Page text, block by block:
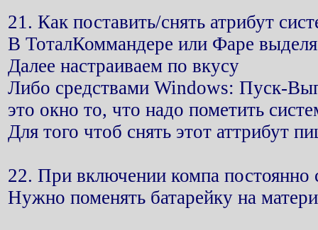
21. Как поставить/снять атрибут
В ТоталКоммандере или Фаре
Далее настраиваем по вкусу
Либо средствами Windows: Пуск-
это окно то, что надо пометить
Для того чтоб снять этот аттрибут
22. При включении компа постоянно
Нужно поменять батарейку на